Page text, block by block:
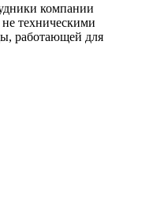
компании
техническими
работающей для